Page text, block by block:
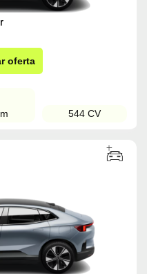
oferta
544 CV